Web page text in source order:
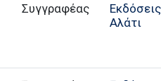
Συγγραφέας
Εκδόσεις
Αλάτι